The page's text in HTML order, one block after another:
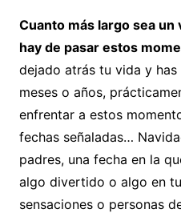
Cuanto más largo sea un
hay de pasar estos
dejado atrás tu vida y
meses o años,
enfrentar a estos
fechas señaladas…
padres, una fecha en la
algo divertido o algo en
sensaciones o personas